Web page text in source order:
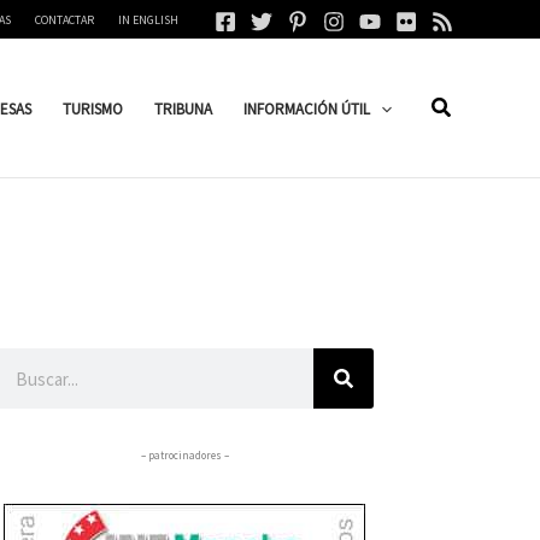
CONTACTAR IN ENGLISH
TURISMO TRIBUNA INFORMACIÓN ÚTIL
– patrocinadores –